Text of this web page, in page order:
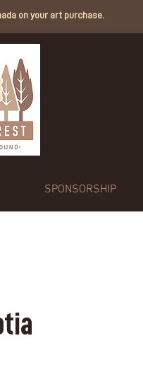
on your art purchase.
SPONSORSHIP